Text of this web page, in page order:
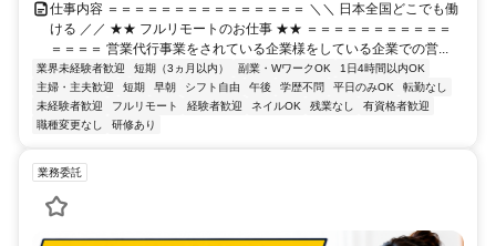
仕事内容 ＝＝＝＝＝＝＝＝＝＝＝＝＝＝＝ ＼＼ 日本全国どこでも働
ける ／／ ★★ フルリモートのお仕事 ★★ ＝＝＝＝＝＝＝＝＝＝＝
＝＝＝＝ 営業代行事業をされている企業様をしている企業での営...
業界未経験者歓迎 短期（3ヵ月以内） 副業・WワークOK
1日4時間以内OK
主婦・主夫歓迎
短期 早朝 シフト自由 午後 学歴不問 平日のみOK
転勤なし
未経験者歓迎
フルリモート 経験者歓迎 ネイルOK 残業なし
有資格者歓迎
職種変更なし
研修あり
業務委託